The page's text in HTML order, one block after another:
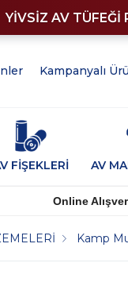
YİVSİZ AV TÜFEĞİ
Kampanyalı
FİŞEKLERİ AV
Online
Kamp